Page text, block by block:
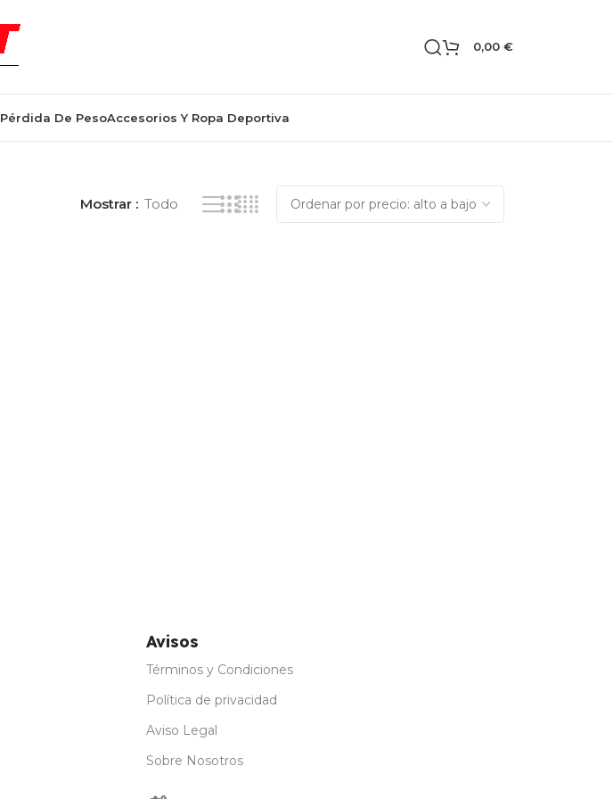
0,00 €
Pérdida De PesoAccesorios Y Ropa Deportiva
Mostrar Todo
Avisos
Términos y Condiciones
Política de privacidad
Aviso Legal
Sobre Nosotros